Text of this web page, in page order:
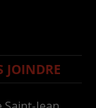
JOINDRE